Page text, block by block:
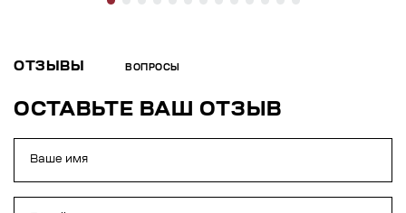
ОТЗЫВЫ ВОПРОСЫ
ОСТАВЬТЕ ВАШ ОТЗЫВ